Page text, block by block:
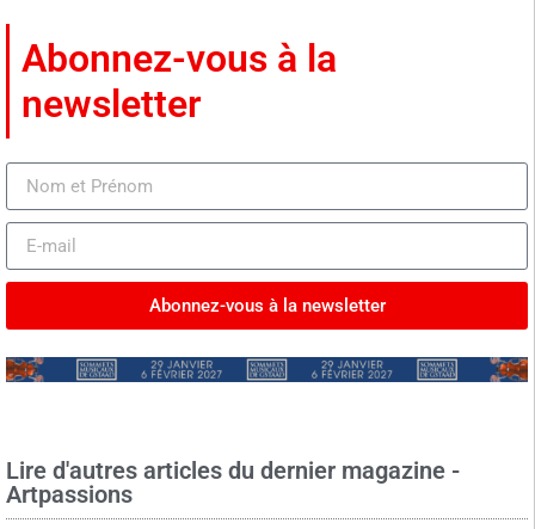
Abonnez-vous à la
newsletter
Abonnez-vous à la newsletter
Lire d'autres articles du dernier magazine -
Artpassions